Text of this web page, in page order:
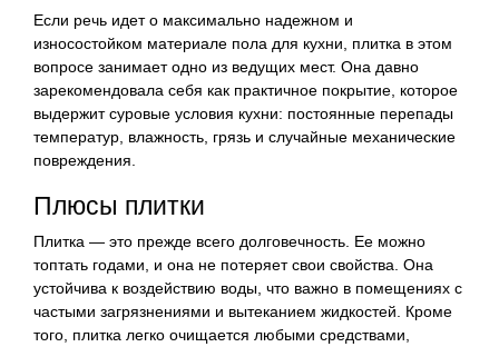
Если речь идет о максимально надежном и
износостойком материале пола для кухни, плитка в этом
вопросе занимает одно из ведущих мест. Она давно
зарекомендовала себя как практичное покрытие, которое
выдержит суровые условия кухни: постоянные перепады
температур, влажность, грязь и случайные механические
повреждения.
Плюсы плитки
Плитка — это прежде всего долговечность. Ее можно
топтать годами, и она не потеряет свои свойства. Она
устойчива к воздействию воды, что важно в помещениях с
частыми загрязнениями и вытеканием жидкостей. Кроме
того, плитка легко очищается любыми средствами,